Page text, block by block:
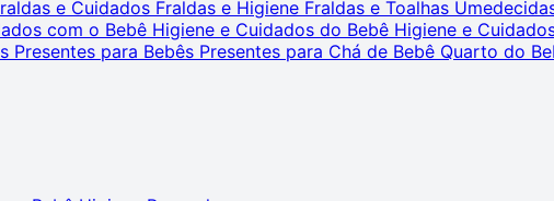
e Cuidados Fraldas e Higiene Fraldas e Toalhas
com o Bebê Higiene e Cuidados do Bebê Higiene e
Presentes para Bebês Presentes para Chá de Bebê Quarto do